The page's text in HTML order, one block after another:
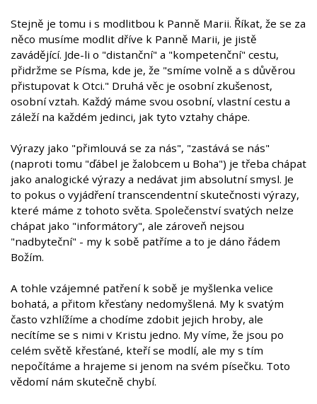
Stejně je tomu i s modlitbou k Panně Marii. Říkat, že se za
něco musíme modlit dříve k Panně Marii, je jistě
zavádějící. Jde-li o "distanční" a "kompetenční" cestu,
přidržme se Písma, kde je, že "smíme volně a s důvěrou
přistupovat k Otci." Druhá věc je osobní zkušenost,
osobní vztah. Každý máme svou osobní, vlastní cestu a
záleží na každém jedinci, jak tyto vztahy chápe.
Výrazy jako "přimlouvá se za nás", "zastává se nás"
(naproti tomu "ďábel je žalobcem u Boha") je třeba chápat
jako analogické výrazy a nedávat jim absolutní smysl. Je
to pokus o vyjádření transcendentní skutečnosti výrazy,
které máme z tohoto světa. Společenství svatých nelze
chápat jako "informátory", ale zároveň nejsou
"nadbyteční" - my k sobě patříme a to je dáno řádem
Božím.
A tohle vzájemné patření k sobě je myšlenka velice
bohatá, a přitom křesťany nedomyšlená. My k svatým
často vzhlížíme a chodíme zdobit jejich hroby, ale
necítíme se s nimi v Kristu jedno. My víme, že jsou po
celém světě křesťané, kteří se modlí, ale my s tím
nepočítáme a hrajeme si jenom na svém písečku. Toto
vědomí nám skutečně chybí.